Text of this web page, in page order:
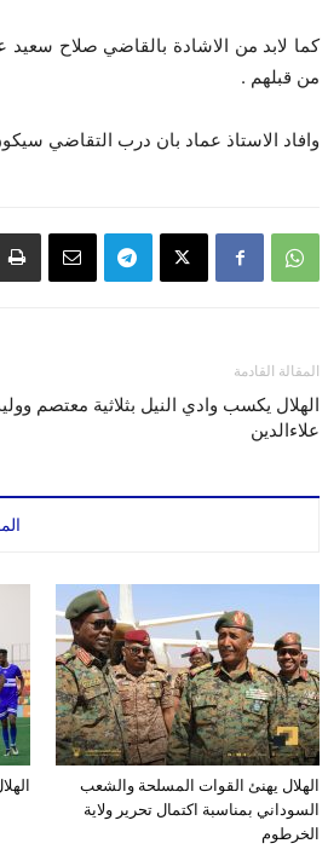
كما لابد من الاشادة بالقاضي صلاح سعيد
من قبلهم .
وافاد الاستاذ عماد بان درب التقاضي
المقالة القادمة
الهلال يكسب وادي النيل بثلاثية معتصم
علاءالدين
الهلال يهنئ القوات المسلحة والشعب
السوداني بمناسبة اكتمال تحرير ولاية
الخرطوم